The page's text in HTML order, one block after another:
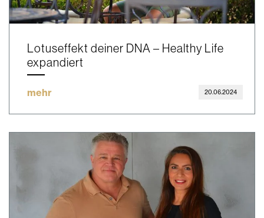
Lotuseffekt deiner DNA – Healthy Life
expandiert
mehr 20.06.2024